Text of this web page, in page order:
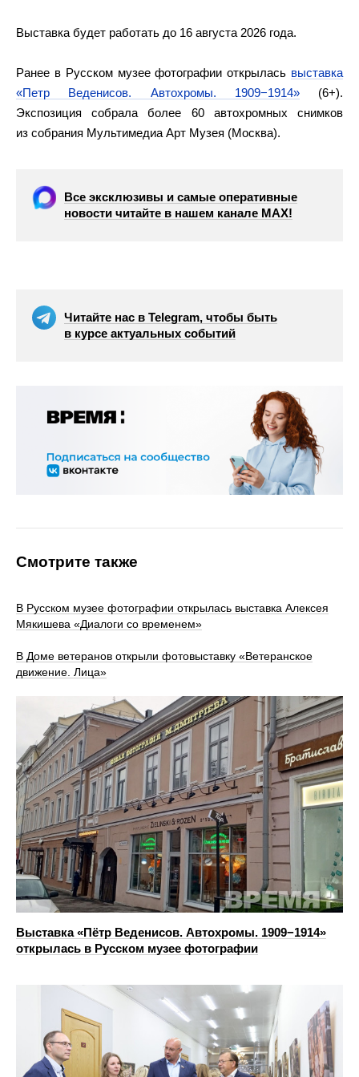
Выставка будет работать до 16 августа 2026 года.
Ранее в Русском музее фотографии открылась выставка
«Петр Веденисов. Автохромы. 1909−1914»(6+).
Экспозиция собрала более 60 автохромных снимков
из собрания Мультимедиа Арт Музея (Москва).
Все эксклюзивы и самые оперативные
новости читайте в нашем канале МАХ!
Читайте нас в Telegram, чтобы быть
в курсе актуальных событий
Смотрите также
В Русском музее фотографии открылась выставка Алексея
Мякишева «Диалоги со временем»
В Доме ветеранов открыли фотовыставку «Ветеранское
движение. Лица»
Выставка «Пётр Веденисов. Автохромы. 1909−1914»
открылась в Русском музее фотографии